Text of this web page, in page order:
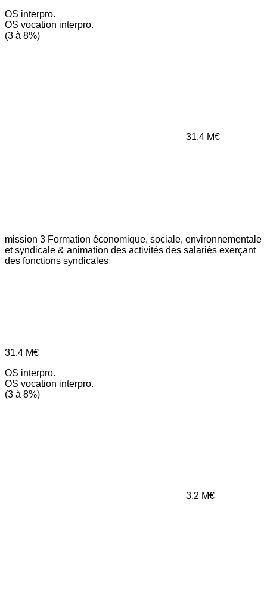
OS interpro.
OS vocation interpro.
(3 à 8%)
31.4 M€
mission 3 Formation économique, sociale, environnementale
et syndicale & animation des activités des salariés exerçant
des fonctions syndicales
31.4 M€
OS interpro.
OS vocation interpro.
(3 à 8%)
3.2 M€